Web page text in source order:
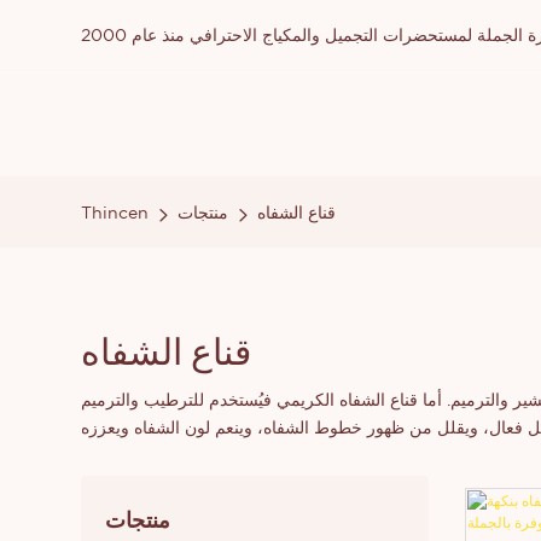
لمستحضرات التجميل والمكياج الاحترافي منذ عام 2000
Thincen منتجات قناع الشفاه
قناع الشفاه
منتجات